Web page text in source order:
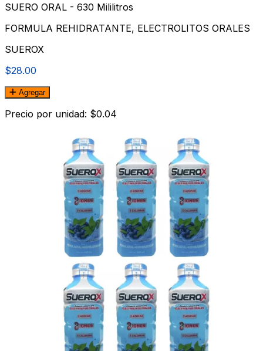
SUERO ORAL - 630 Mililitros
FORMULA REHIDRATANTE, ELECTROLITOS ORALES
SUEROX
$28.00
Agregar
Precio por unidad: $0.04